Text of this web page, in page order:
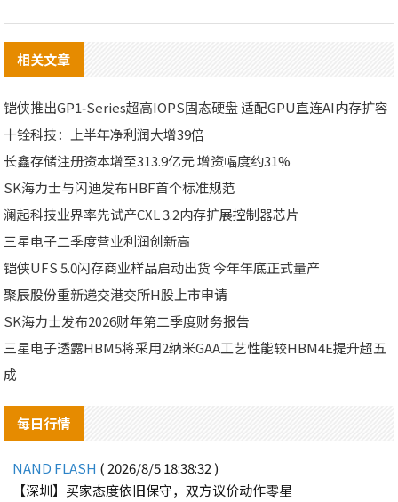
相关文章
铠侠推出GP1‑Series超高IOPS固态硬盘 适配GPU直连AI内存扩容
十铨科技：上半年净利润大增39倍
长鑫存储注册资本增至313.9亿元 增资幅度约31%
SK海力士与闪迪发布HBF首个标准规范
澜起科技业界率先试产CXL 3.2内存扩展控制器芯片
三星电子二季度营业利润创新高
铠侠UFS 5.0闪存商业样品启动出货 今年年底正式量产
聚辰股份重新递交港交所H股上市申请
SK海力士发布2026财年第二季度财务报告
三星电子透露HBM5将采用2纳米GAA工艺性能较HBM4E提升超五
成
每日行情
NAND FLASH ( 2026/8/5 18:38:32 )
【深圳】买家态度依旧保守，双方议价动作零星